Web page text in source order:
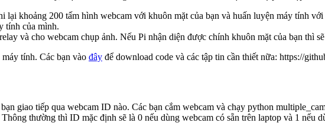
lại khoảng 200 tấm hình webcam với khuôn mặt của bạn và huấn luyện máy tính
tính của mình.
và cho webcam chụp ảnh. Nếu Pi nhận diện được chính khuôn mặt của bạn thì
tính. Các bạn vào đây để download code và các tập tin cần thiết nữa: https://
giao tiếp qua webcam ID nào. Các bạn cắm webcam và chạy python
thường thì ID mặc định sẽ là 0 nếu dùng webcam có sẵn trên laptop và 1 nếu